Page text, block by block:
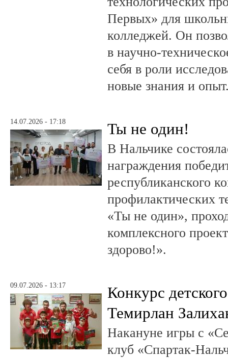
Первых» для
колледжей. Он
в научно-
себя в роли
новые знания и
14.07.2026 - 17:18 Ты не один!
В Нальчике
награждения
республиканского
профилактических
«Ты не один»,
комплексного
здорово!».
09.07.2026 - 13:17
Конкурс
Темирлан
Накануне игры с
клуб «Спартак-